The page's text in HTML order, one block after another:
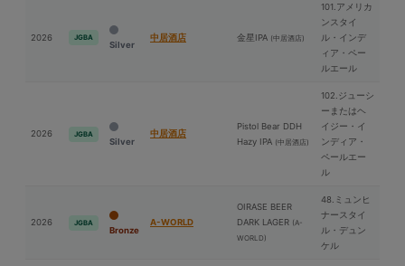
2026 JGBA
Silver
中居酒店 ⾦星IPA (中居酒店)
101.アメリカ
ンスタイ
ル・インデ
ィア・ペー
ルエール
2026 JGBA
Silver
中居酒店
Pistol Bear DDH
Hazy IPA (中居酒店)
102.ジューシ
ーまたはヘ
イジー・イ
ンディア・
ペールエー
ル
2026 JGBA
Bronze
A-WORLD
OIRASE BEER
DARK LAGER (A-
WORLD)
48.ミュンヒ
ナースタイ
ル・デュン
ケル